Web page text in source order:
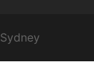
Sydney